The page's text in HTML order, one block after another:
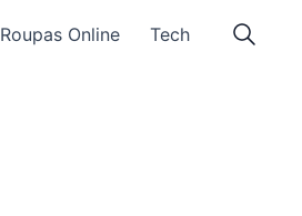
Roupas Online Tech